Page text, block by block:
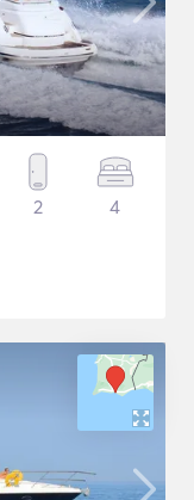
2 4